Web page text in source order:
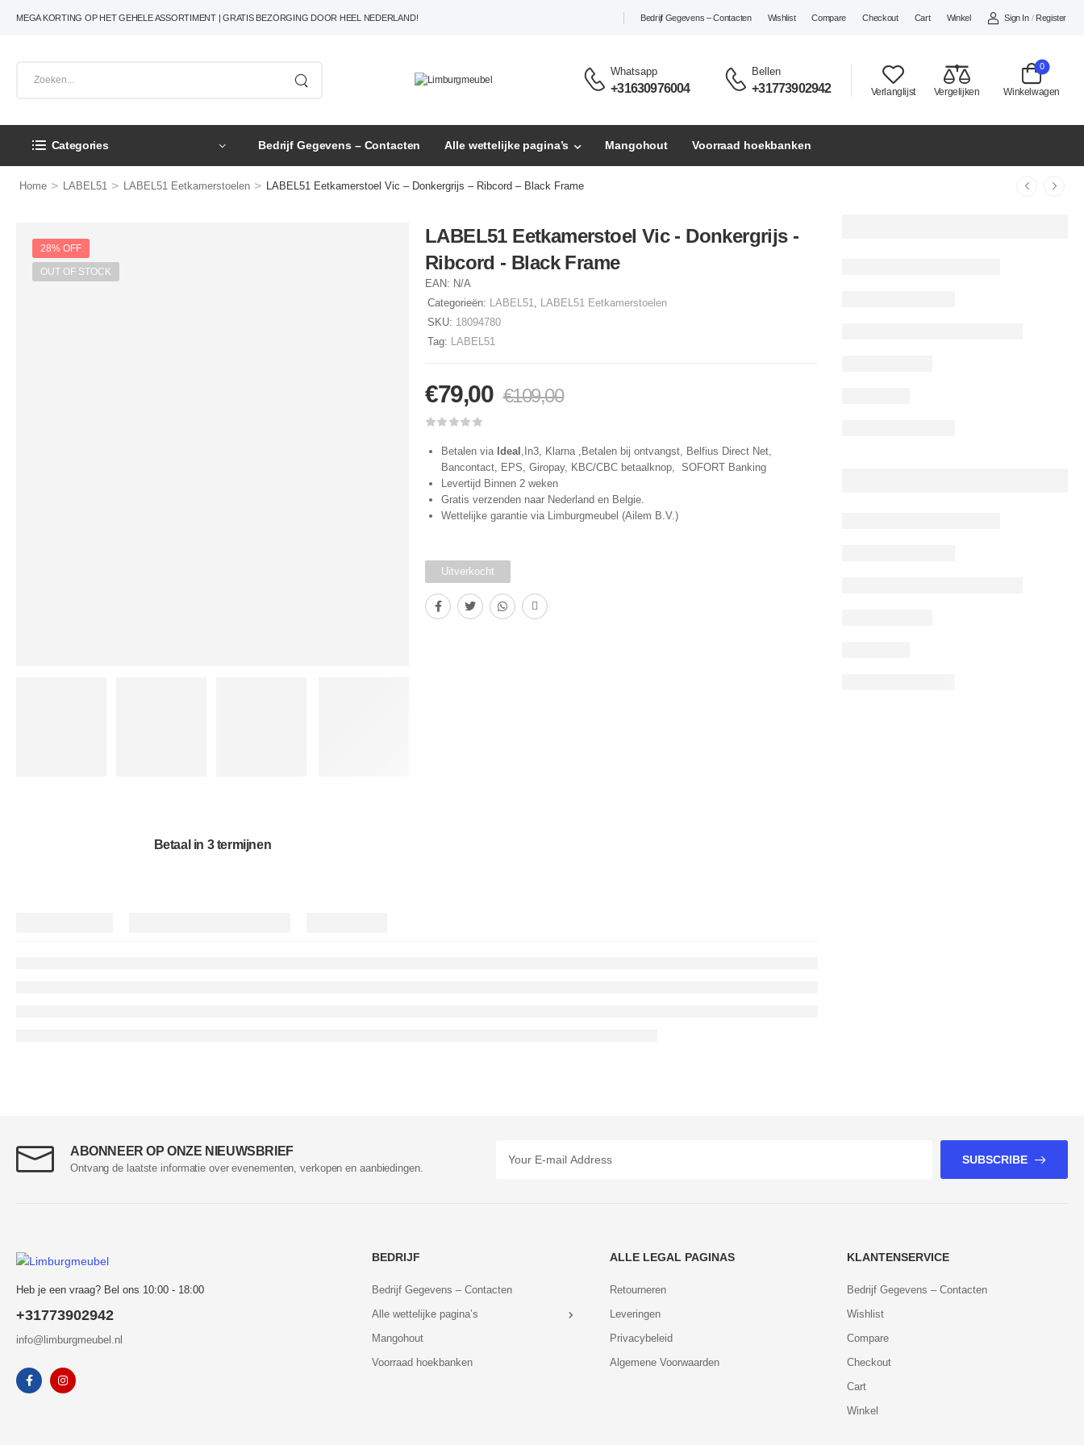
MEGA KORTING OP HET GEHELE ASSORTIMENT | GRATIS BEZORGING DOOR HEEL NEDERLAND! Bedrijf Gegevens – Contacten Wishlist Compare Checkout Cart Winkel Sign In / Register
Whatsapp
+31630976004
Bellen
+31773902942 Verlanglijst Vergelijken Winkelwagen
0
Categories Bedrijf Gegevens – Contacten Alle wettelijke pagina’s Mangohout Voorraad hoekbanken
Home > LABEL51 > LABEL51 Eetkamerstoelen > LABEL51 Eetkamerstoel Vic – Donkergrijs – Ribcord – Black Frame
28% OFF
OUT OF STOCK
Betaal in 3 termijnen
LABEL51 Eetkamerstoel Vic - Donkergrijs -
Ribcord - Black Frame
EAN: N/A
Categorieën: LABEL51, LABEL51 Eetkamerstoelen
SKU: 18094780
Tag: LABEL51
€79,00 €109,00
Betalen via Ideal ,In3, Klarna ,Betalen bij ontvangst, Belfius Direct Net,
Bancontact, EPS, Giropay, KBC/CBC betaalknop, SOFORT Banking
Levertijd Binnen 2 weken
Gratis verzenden naar Nederland en Belgie.
Wettelijke garantie via Limburgmeubel (Ailem B.V.)
Uitverkocht
ABONNEER OP ONZE NIEUWSBRIEF
Ontvang de laatste informatie over evenementen, verkopen en aanbiedingen.
SUBSCRIBE
Heb je een vraag? Bel ons 10:00 - 18:00
+31773902942
info@limburgmeubel.nl
BEDRIJF
Bedrijf Gegevens – Contacten
Alle wettelijke pagina’s
Mangohout
Voorraad hoekbanken
ALLE LEGAL PAGINAS
Retourneren
Leveringen
Privacybeleid
Algemene Voorwaarden
KLANTENSERVICE
Bedrijf Gegevens – Contacten
Wishlist
Compare
Checkout
Cart
Winkel